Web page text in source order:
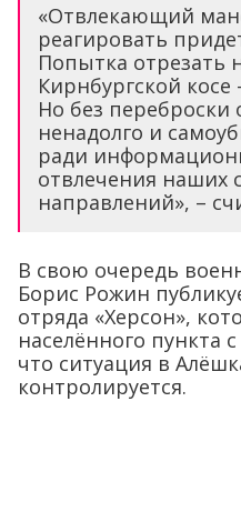
«Отвлекающий
реагировать
Попытка отрезать
Кирнбургской
Но без переброски
ненадолго и
ради
отвлечения наших
направлений», –
В свою очередь
Борис Рожин
отряда «Херсон»,
населённого пункта
что ситуация в
контролируется.